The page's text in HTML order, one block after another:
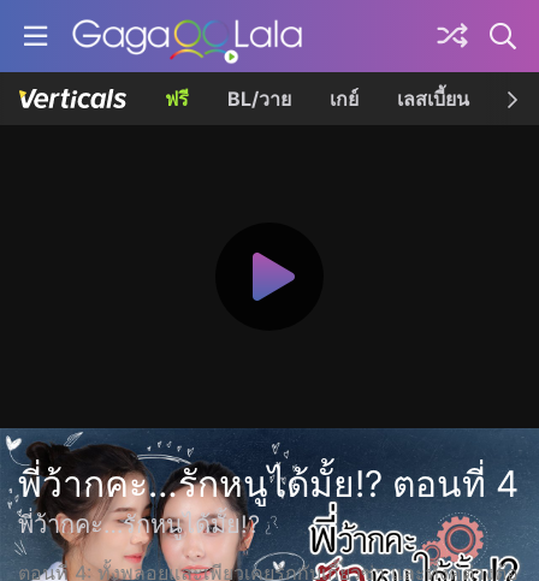
ฟรี BL/วาย เกย์ เลสเบี้ยน เค
พี่ว้ากคะ…รักหนูได้มั้ย!? ตอนที่ 4
พี่ว้ากคะ…รักหนูได้มั้ย!?
ตอนที่ 4: ทั้งพลอยและเพียวเคยรักกับเกี๊ยวซ่า และทั้งคู่ต่างต้อ